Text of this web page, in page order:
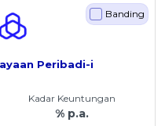
Peribadi-i
Banding
Kadar Keuntungan
% p.a.